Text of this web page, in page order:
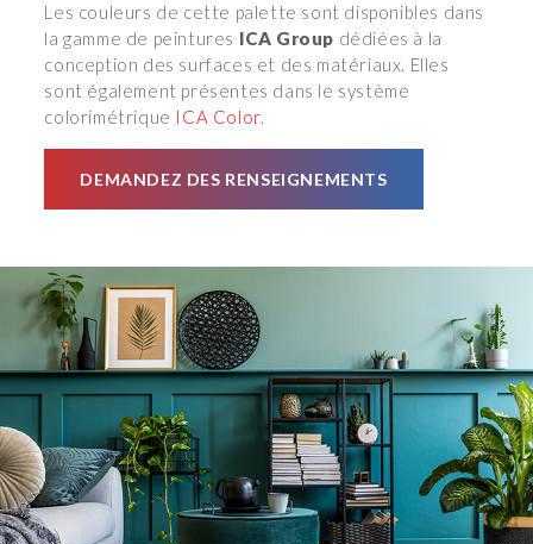
Les couleurs de cette palette sont disponibles dans
la gamme de peintures ICA Group dédiées à la
conception des surfaces et des matériaux. Elles
sont également présentes dans le système
colorimétrique ICA Color.
DEMANDEZ DES RENSEIGNEMENTS